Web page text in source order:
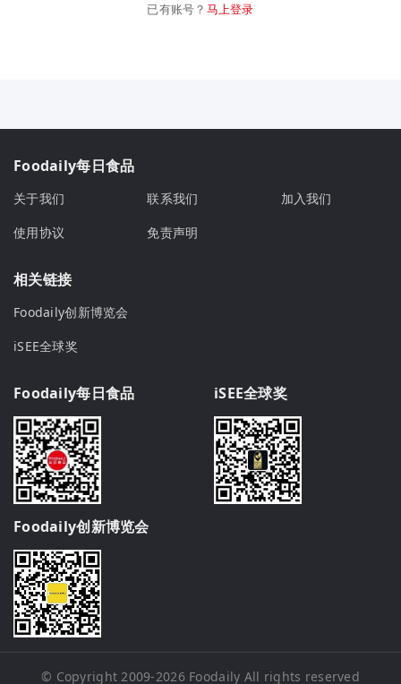
已有账号？ 马上登录
Foodaily每日食品
关于我们 联系我们
加入我们
使用协议
免责声明
相关链接
Foodaily创新博览会
iSEE全球奖
Foodaily每日食品 iSEE全球奖
Foodaily创新博览会
© Copyright 2009-2026 Foodaily All rights reserved